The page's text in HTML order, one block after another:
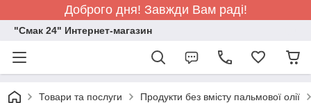
Доброго дня! Завжди Вам раді!
"Смак 24" Интернет-магазин
Товари та послуги Продукти без вмісту пальмової олії